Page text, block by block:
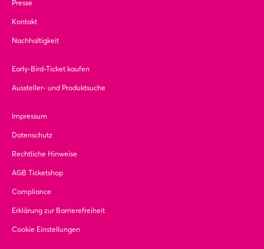
Presse
Kontakt
Nachhaltigkeit
Early-Bird-Ticket kaufen
Aussteller- und Produktsuche
Impressum
Datenschutz
Rechtliche Hinweise
AGB Ticketshop
Compliance
Erklärung zur Barrierefreiheit
Cookie Einstellungen